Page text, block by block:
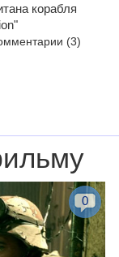
корабля
(3)
0